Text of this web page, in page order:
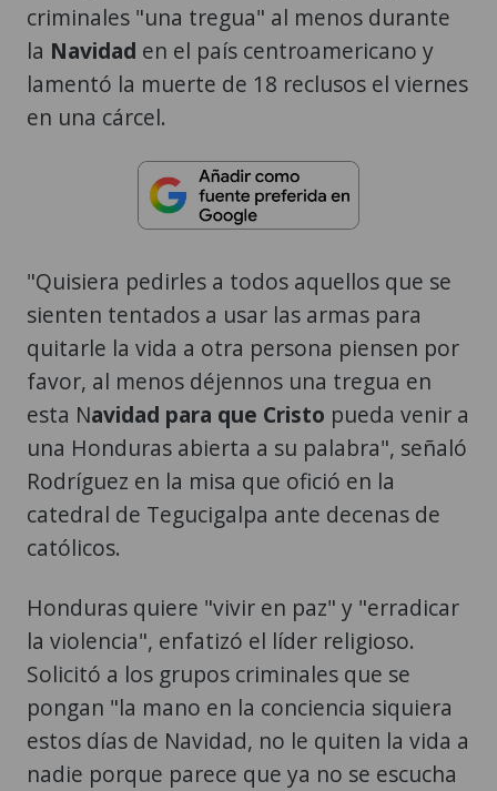
criminales "una tregua" al menos durante
la Navidad en el país centroamericano y
lamentó la muerte de 18 reclusos el viernes
en una cárcel.
"Quisiera pedirles a todos aquellos que se
sienten tentados a usar las armas para
quitarle la vida a otra persona piensen por
favor, al menos déjennos una tregua en
esta Navidad para que Cristo pueda venir a
una Honduras abierta a su palabra", señaló
Rodríguez en la misa que ofició en la
catedral de Tegucigalpa ante decenas de
católicos.
Honduras quiere "vivir en paz" y "erradicar
la violencia", enfatizó el líder religioso.
Solicitó a los grupos criminales que se
pongan "la mano en la conciencia siquiera
estos días de Navidad, no le quiten la vida a
nadie porque parece que ya no se escucha